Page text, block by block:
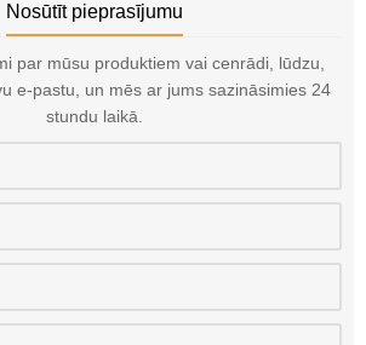
Nosūtīt pieprasījumu
par mūsu produktiem vai cenrādi, lūdzu,
e-pastu, un mēs ar jums sazināsimies 24
stundu laikā.